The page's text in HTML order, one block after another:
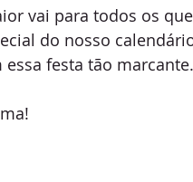
vai para todos os
do nosso
festa tão marcante.